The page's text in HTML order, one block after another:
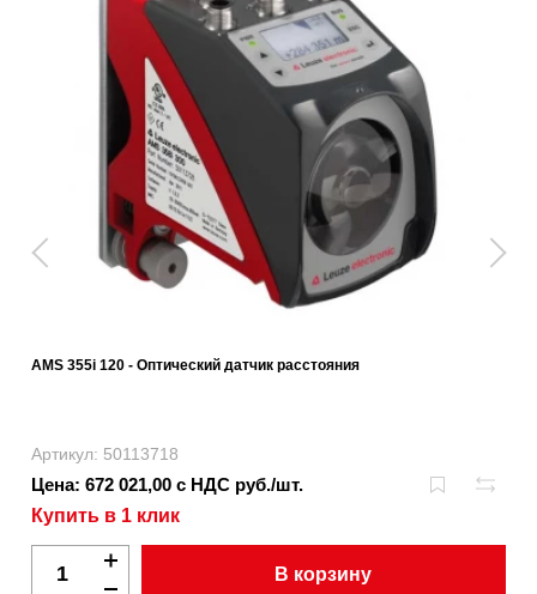
AMS 355i 120 - Оптический датчик расстояния
Артикул: 50113718
Цена: 672 021,00 с НДС руб./шт.
Купить в 1 клик
В корзину